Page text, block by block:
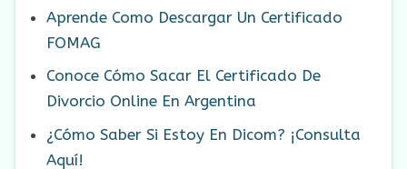
Aprende Como Descargar Un Certificado
FOMAG
Conoce Cómo Sacar El Certificado De
Divorcio Online En Argentina
¿Cómo Saber Si Estoy En Dicom? ¡Consulta
Aquí!